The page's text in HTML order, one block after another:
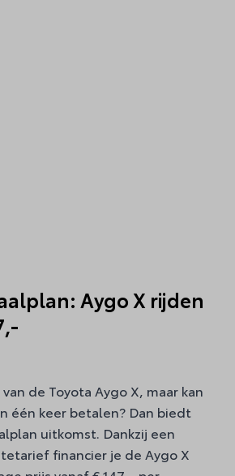
Aygo X rijden
de Toyota Aygo X, maar kan
één keer betalen? Dan biedt
uitkomst. Dankzij een
financier je de Aygo X